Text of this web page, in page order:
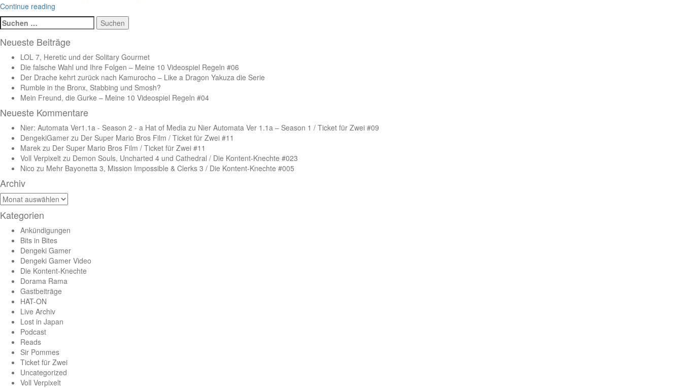
Continue reading
Suchen
nach:
Neueste Beiträge
LOL 7, Heretic und der Solitary Gourmet
Die falsche Wahl und Ihre Folgen – Meine 10 Videospiel Regeln #06
Der Drache kehrt zurück nach Kamurocho – Like a Dragon Yakuza die Serie
Rumble in the Bronx, Stabbing und Smosh?
Mein Freund, die Gurke – Meine 10 Videospiel Regeln #04
Neueste Kommentare
Nier: Automata Ver1.1a - Season 2 - a Hat of Media zu Nier Automata Ver 1.1a – Season 1 / Ticket für Zwei #09
DengekiGamer zu Der Super Mario Bros Film / Ticket für Zwei #11
Marek zu Der Super Mario Bros Film / Ticket für Zwei #11
Voll Verpixelt zu Demon Souls, Uncharted 4 und Cathedral / Die Kontent-Knechte #023
Nico zu Mehr Bayonetta 3, Mission Impossible & Clerks 3 / Die Kontent-Knechte #005
Archiv
Archiv
Kategorien
Ankündigungen
Bits in Bites
Dengeki Gamer
Dengeki Gamer Video
Die Kontent-Knechte
Dorama Rama
Gastbeiträge
HAT-ON
Live Archiv
Lost in Japan
Podcast
Reads
Sir Pommes
Ticket für Zwei
Uncategorized
Voll Verpixelt